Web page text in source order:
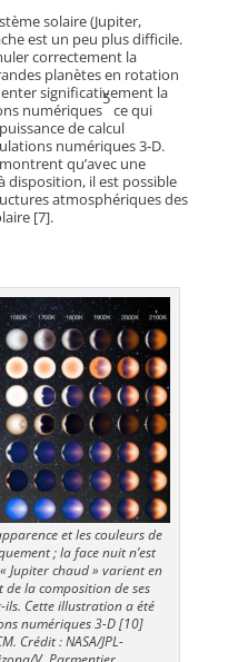
solaire (Jupiter,
est un peu plus difficile.
correctement la
planètes en rotation
significativement la
numériques
5
ce qui
de calcul
numériques 3-D.
qu’avec une
disposition, il est possible
atmosphériques des
[7].
et les couleurs de
; la face nuit n’est
Jupiter chaud » varient en
la composition de ses
ils. Cette illustration a été
numériques 3-D [10]
Crédit : NASA/JPL-